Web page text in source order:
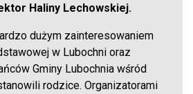
Haliny Lechowskiej.
dużym zainteresowaniem
w Lubochni oraz
Gminy Lubochnia wśród
rodzice. Organizatorami